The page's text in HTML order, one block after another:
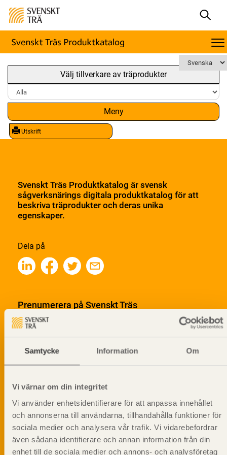
Samtycke Information Om
Vi värnar om din integritet
Vi använder enhetsidentifierare för att anpassa innehållet
och annonserna till användarna, tillhandahålla funktioner för
sociala medier och analysera vår trafik. Vi vidarebefordrar
även sådana identifierare och annan information från din
enhet till de sociala medier och annons- och analysföretag
Välj tillverkare av träprodukter
Meny
Utskrift
Svenskt Träs Produktkatalog är svensk
sågverksnärings digitala produktkatalog för att
beskriva träprodukter och deras unika
egenskaper.
Dela på
Prenumerera på Svenskt Träs
informationsutskick!